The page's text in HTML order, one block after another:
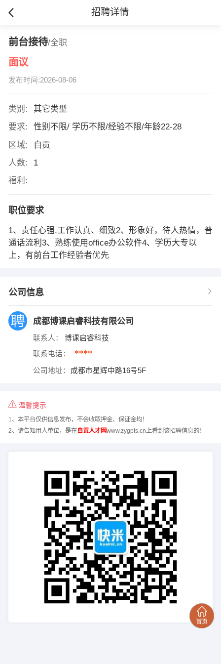
招聘详情
前台接待/全职
面议
发布时间:2026-08-06
类别:
其它类型
要求:
性别不限/ 学历不限/经验不限/年龄22-28
区域:
自贡
人数:
1
福利:
职位要求
1、责任心强,工作认真、细致2、形象好，待人热情，普
通话流利3、熟练使用office办公软件4、学历大专以
上，有前台工作经验者优先
公司信息
成都博课启睿科技有限公司
联系人： 博课启睿科技
联系电话： ****
公司地址： 成都市星辉中路16号5F
温馨提示
1、本平台仅供信息发布，不会收取押金、保证金均！
2、请告知用人单位，是在自贡人才网www.zygpts.cn上看到该招聘信息的！